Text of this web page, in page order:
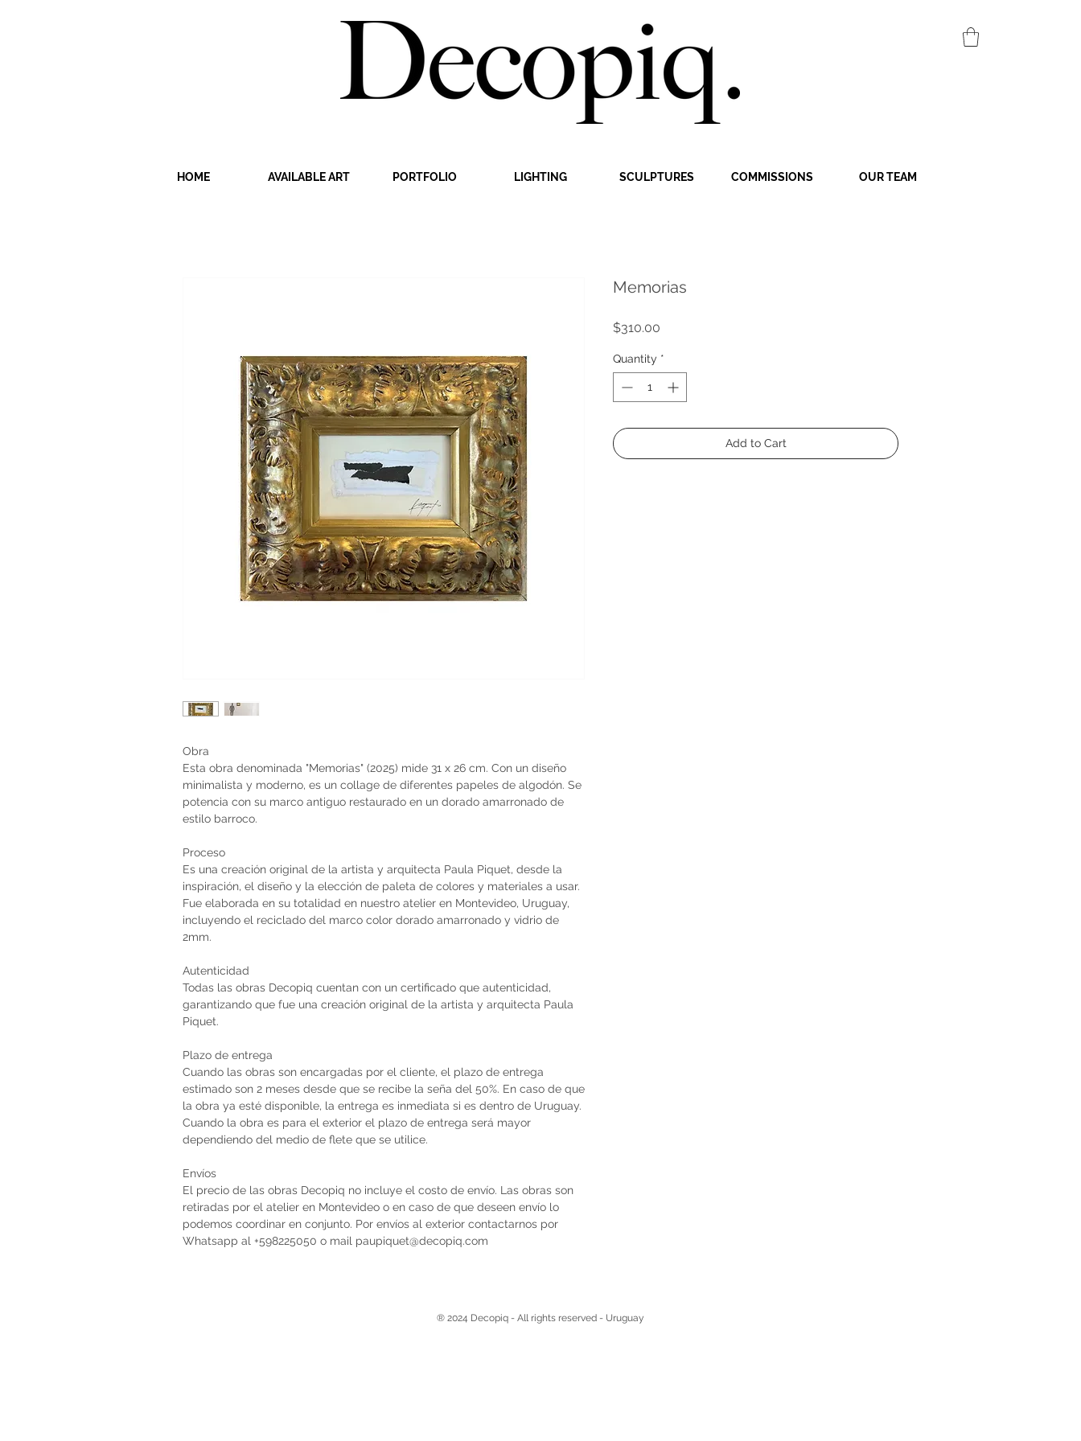
HOME AVAILABLE ART PORTFOLIO LIGHTING SCULPTURES COMMISSIONS OUR TEAM
Obra
Esta obra denominada "Memorias" (2025) mide 31 x 26 cm. Con un diseño
minimalista y moderno, es un collage de diferentes papeles de algodón. Se
potencia con su marco antiguo restaurado en un dorado amarronado de
estilo barroco.
Proceso
Es una creación original de la artista y arquitecta Paula Piquet, desde la
inspiración, el diseño y la elección de paleta de colores y materiales a usar.
Fue elaborada en su totalidad en nuestro atelier en Montevideo, Uruguay,
incluyendo el reciclado del marco color dorado amarronado y vidrio de
2mm.
Autenticidad
Todas las obras Decopiq cuentan con un certificado que autenticidad,
garantizando que fue una creación original de la artista y arquitecta Paula
Piquet.
Plazo de entrega
Cuando las obras son encargadas por el cliente, el plazo de entrega
estimado son 2 meses desde que se recibe la seña del 50%. En caso de que
la obra ya esté disponible, la entrega es inmediata si es dentro de Uruguay.
Cuando la obra es para el exterior el plazo de entrega será mayor
dependiendo del medio de flete que se utilice.
Envíos
El precio de las obras Decopiq no incluye el costo de envío. Las obras son
retiradas por el atelier en Montevideo o en caso de que deseen envío lo
podemos coordinar en conjunto. Por envíos al exterior contactarnos por
Whatsapp al +598225050 o mail paupiquet@decopiq.com
Memorias
$310.00
Quantity *
Add to Cart
® 2024 Decopiq - All rights reserved - Uruguay